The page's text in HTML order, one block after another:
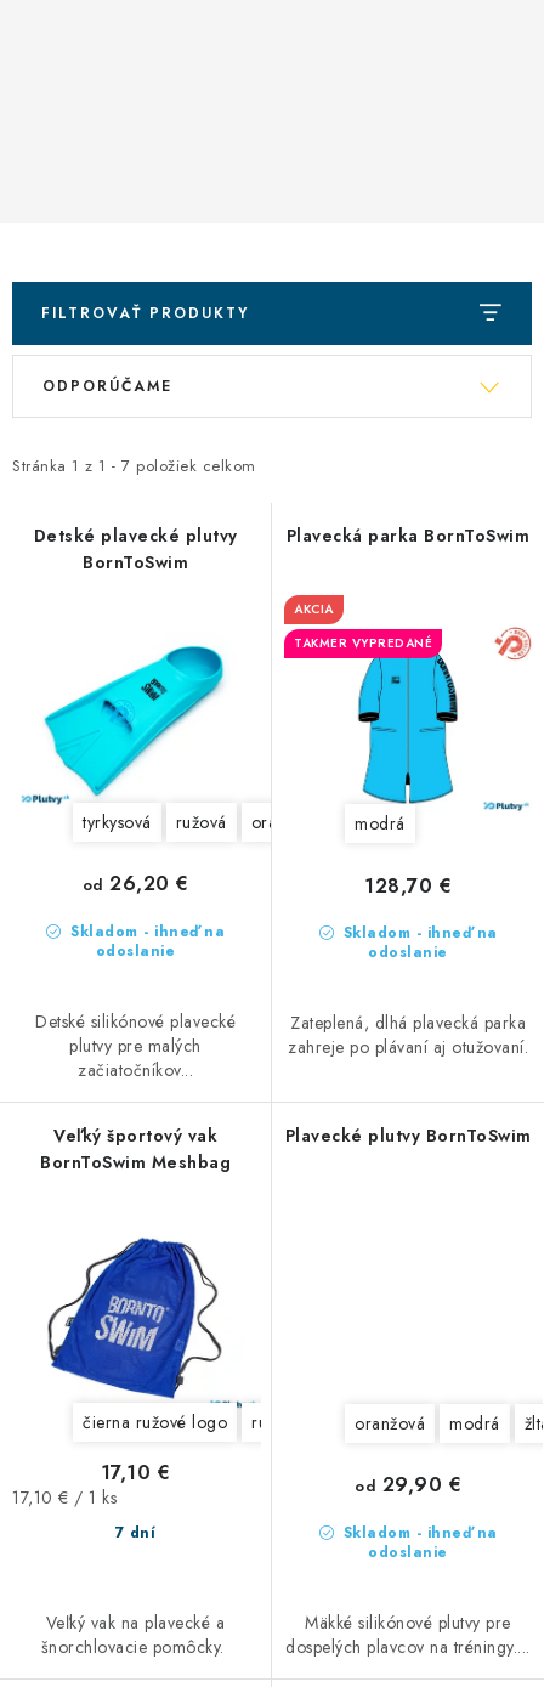
FILTROVAŤ PRODUKTY
V
i
v
Stránka 1 z 1 - 7 položiek celkom
R
e
t
ODPORÚČAME
Detské plavecké plutvy
BornToSwim
tyrkysová ružová oranžová žltá fialová
Skladom - ihneď na
odoslanie
od 26,20 €
Detské silikónové plavecké
plutvy pre malých
začiatočníkov...
Plavecká parka BornToSwim
AKCIA
TAKMER VYPREDANÉ
modrá
Skladom - ihneď na
odoslanie
128,70 €
Zateplená, dlhá plavecká parka
zahreje po plávaní aj otužovaní.
Veľký športový vak
BornToSwim Meshbag
čierna ružové logo ružová čierne logo modrá biele
7 dní
17,10 €
Jednotková
17,10 € / 1 ks
Veľký vak na plavecké a
šnorchlovacie pomôcky.
Plavecké plutvy BornToSwim
oranžová modrá
Skladom - ihneď na
odoslanie
od 29,90 €
Mäkké silikónové plutvy pre
dospelých plavcov na tréningy....